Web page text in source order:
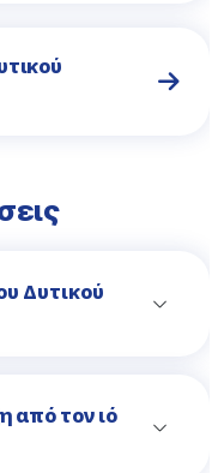
Δυτικού
από τον ιό